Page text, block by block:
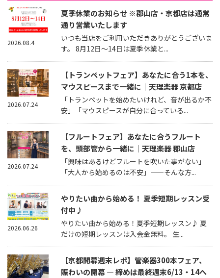
夏季休業のお知らせ ※郡山店・京都店は通常
通り営業いたします
いつも当店をご利用いただきありがとうございま
す。 8月12日～14日は夏季休業と...
2026.08.4
【トランペットフェア】あなたに合う1本を、
マウスピースまで一緒に｜天理楽器 京都店
「トランペットを始めたいけれど、音が出るか不
安」「マウスピースが自分に合っている...
2026.07.24
【フルートフェア】あなたに合うフルート
を、頭部管から一緒に｜天理楽器 郡山店
「興味はあるけどフルートを吹いた事がない」
「大人から始めるのは不安」——そんな方...
2026.07.24
やりたい曲から始める！ 夏季短期レッスン受
付中♪
やりたい曲から始める！夏季短期レッスン♪ 夏
だけの短期レッスンは入会金無料。 生...
2026.06.26
【京都開幕週末レポ】管楽器300本フェア、
賑わいの開幕 — 締めは最終週末6/13・14へ